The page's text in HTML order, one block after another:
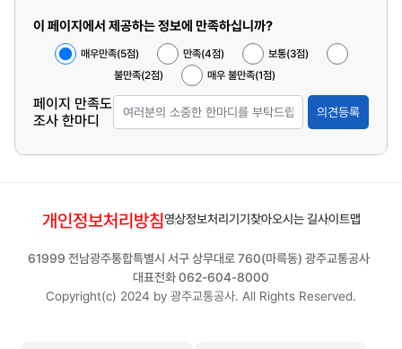
이 페이지에서 제공하는 정보에 만족하십니까?
매우만족(5점) 만족(4점)
보통(3점)
불만족(2점)
매우 불만족(1점)
페이지 만족도
조사 한마디
의견등록
개인정보처리방침영상정보처리기기 찾아오시는 길사이트맵
61999 전남광주통합특별시 서구 상무대로 760(마륵동) 광주교통공사
대표전화 062-604-8000
Copyright(c) 2024 by 광주교통공사. All Rights Reserved.